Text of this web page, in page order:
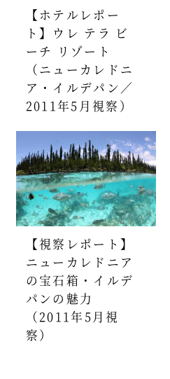
【ホテルレポー
ト】ウレ テラ ビ
ーチ リゾート
（ニューカレドニ
ア・イルデパン／
2011年5月視察）
【視察レポート】
ニューカレドニア
の宝石箱・イルデ
パンの魅力
（2011年5月視
察）